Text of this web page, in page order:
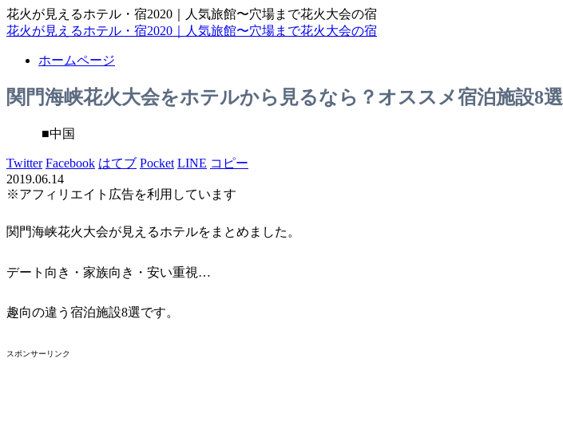
花火が見えるホテル・宿2020｜人気旅館〜穴場まで花火大会の宿
花火が見えるホテル・宿2020｜人気旅館〜穴場まで花火大会の宿
ホームページ
関門海峡花火大会をホテルから見るなら？オススメ宿泊施設8選
■中国
Twitter Facebook はてブ Pocket LINE コピー
2019.06.14
※アフィリエイト広告を利用しています
関門海峡花火大会が見えるホテルをまとめました。
デート向き・家族向き・安い重視…
趣向の違う宿泊施設8選です。
スポンサーリンク